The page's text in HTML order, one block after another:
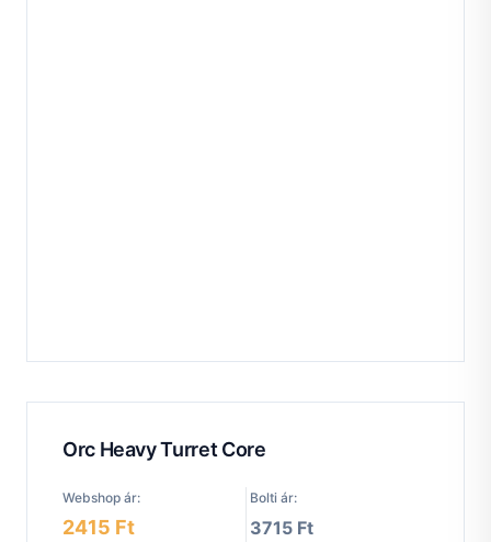
Orc Heavy Turret Core
Webshop ár: Bolti ár:
2415 Ft 3715 Ft